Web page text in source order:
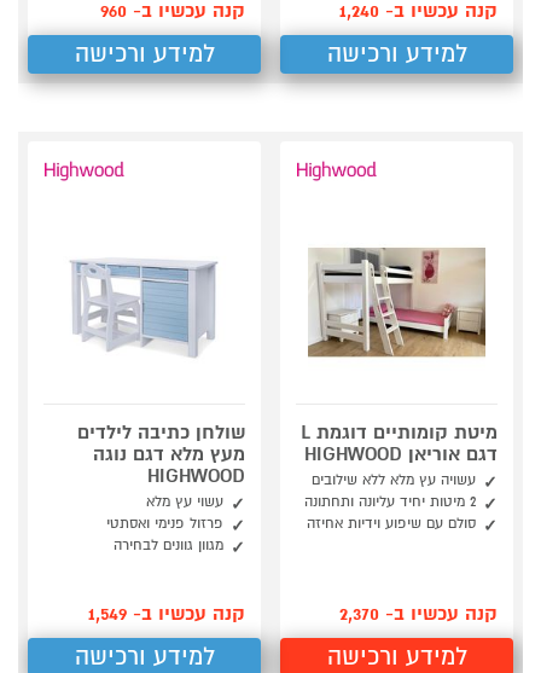
קנה עכשיו ב- 1,240
למידע ורכישה
קנה עכשיו ב- 960
למידע ורכישה
מיטת קומותיים דוגמת L
דגם אוריאן HIGHWOOD
עשויה עץ מלא ללא שילובים
2 מיטות יחיד עליונה ותחתונה
סולם עם שיפוע וידיות אחיזה
קנה עכשיו ב- 2,370
למידע ורכישה
שולחן כתיבה לילדים
מעץ מלא דגם נוגה
HIGHWOOD
עשוי עץ מלא
פרזול פנימי ואסתטי
מגוון גוונים לבחירה
קנה עכשיו ב- 1,549
למידע ורכישה